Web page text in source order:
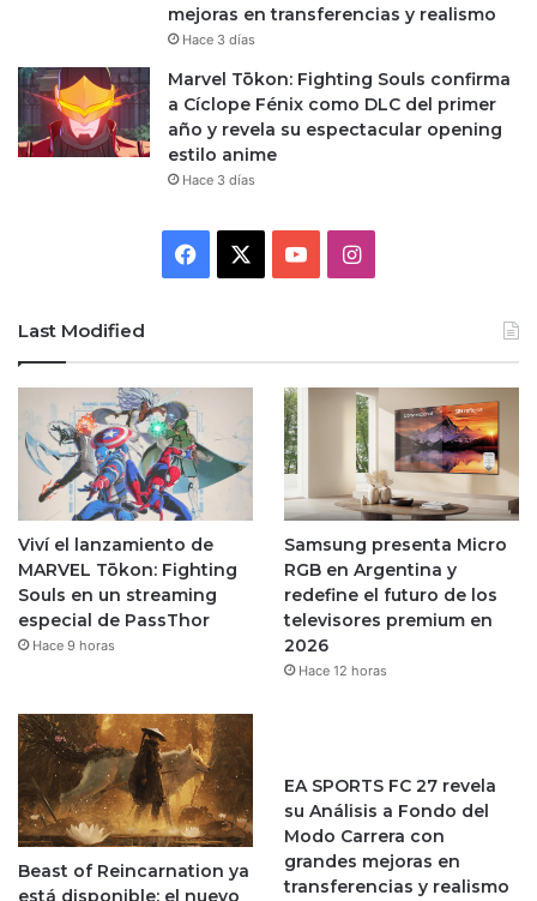
mejoras en transferencias y realismo
Hace 3 días
Marvel Tōkon: Fighting Souls confirma
a Cíclope Fénix como DLC del primer
año y revela su espectacular opening
estilo anime
Hace 3 días
Facebook YouTubeInstagram
Last Modified
Viví el lanzamiento de
MARVEL Tōkon: Fighting
Souls en un streaming
especial de PassThor
Hace 9 horas
Samsung presenta Micro
RGB en Argentina y
redefine el futuro de los
televisores premium en
2026
Hace 12 horas
Beast of Reincarnation ya
está disponible: el nuevo
EA SPORTS FC 27 revela
su Análisis a Fondo del
Modo Carrera con
grandes mejoras en
transferencias y realismo